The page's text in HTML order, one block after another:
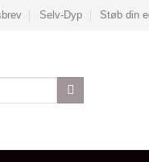
Selv-Dyp Støb din